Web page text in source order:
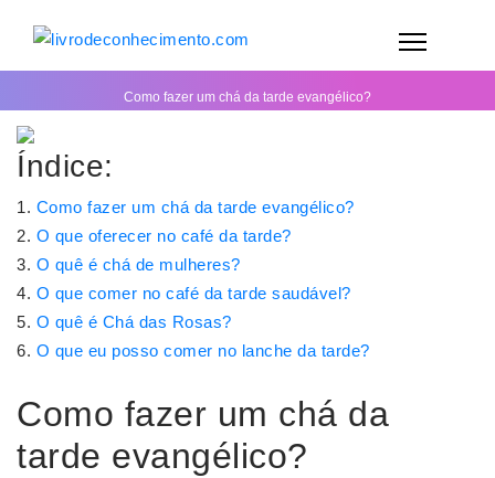
Como fazer um chá da tarde evangélico?
Índice:
Como fazer um chá da tarde evangélico?
O que oferecer no café da tarde?
O quê é chá de mulheres?
O que comer no café da tarde saudável?
O quê é Chá das Rosas?
O que eu posso comer no lanche da tarde?
Como fazer um chá da
tarde evangélico?